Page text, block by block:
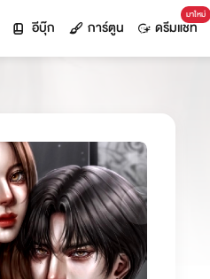
อีบุ๊ก การ์ตูน
มาใหม่
ดรีมแชท